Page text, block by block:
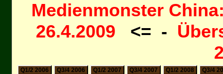
Medienmonster
26.4.2009 <= -
Q1/2 2006 Q3/4 2006 Q1/2 2007 Q3/4 2007 Q1/2 2008 Q3/4